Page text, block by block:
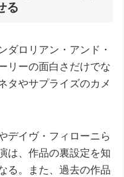
る
ダロリアン・アンド・
リーの面白さだけでな
タやサプライズのカメ
デイヴ・フィローニら
は、作品の裏設定を知
る。また、過去の作品